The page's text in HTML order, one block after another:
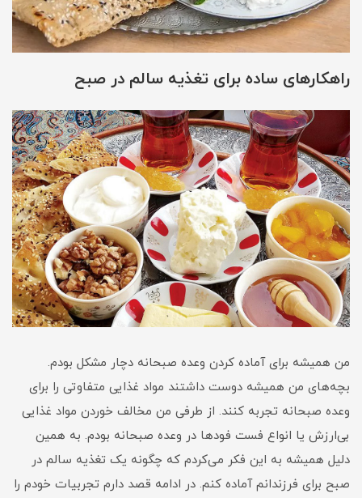
راهکارهای ساده برای تغذیه سالم در صبح
من همیشه برای آماده کردن وعده صبحانه دچار مشکل بودم.
بچه‌های من همیشه دوست داشتند مواد غذایی متفاوتی را برای
وعده صبحانه تجربه کنند. از طرفی من مخالف خوردن مواد غذایی
بی‌ارزش یا انواع فست فودها در وعده صبحانه بودم. به همین
دلیل همیشه به این فکر می‌کردم که چگونه یک تغذیه سالم در
صبح برای فرزندانم آماده کنم. در ادامه قصد دارم تجربیات خودم را